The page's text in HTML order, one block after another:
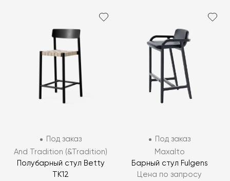
Под заказ
And Tradition (&Tradition)
Полубарный стул Betty
TK12
Под заказ
Maxalto
Барный стул Fulgens
Цена по запросу